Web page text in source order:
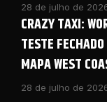
28 de julho de
CRAZY TAXI:
TESTE
MAPA WEST
28 de julho de